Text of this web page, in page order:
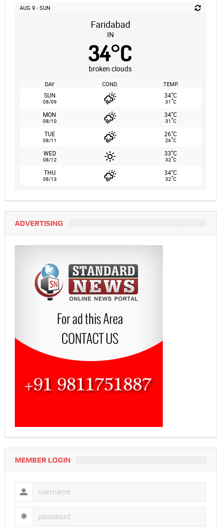
AUG 9 - SUN
Faridabad
IN
34°C
broken clouds
DAY COND. TEMP.
SUN
08/09
34°C
31°C
MON
08/10
34°C
31°C
TUE
08/11
26°C
26°C
WED
08/12
33°C
32°C
THU
08/13
34°C
32°C
ADVERTISING
MEMBER LOGIN